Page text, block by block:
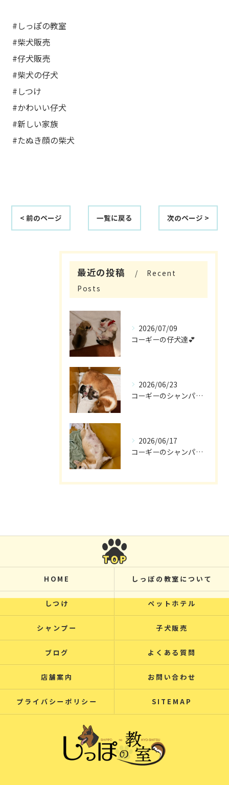
#しっぽの教室
#柴犬販売
#仔犬販売
#柴犬の仔犬
#しつけ
#かわいい仔犬
#新しい家族
#たぬき顔の柴犬
< 前のページ 一覧に戻る 次のページ >
最近の投稿
Recent
Posts
2026/07/09
コーギーの仔犬達💕
2026/06/23
コーギーのシャンパン🎵
2026/06/17
コーギーのシャンパン🥂
HOME しっぽの教室について
しつけ ペットホテル
シャンプー 子犬販売
ブログ よくある質問
店舗案内 お問い合わせ
プライバシーポリシー SITEMAP